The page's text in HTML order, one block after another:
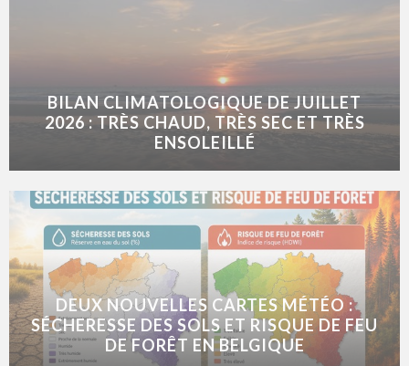
BILAN CLIMATOLOGIQUE DE JUILLET
2026 : TRÈS CHAUD, TRÈS SEC ET TRÈS
ENSOLEILLÉ
DEUX NOUVELLES CARTES MÉTÉO :
SÉCHERESSE DES SOLS ET RISQUE DE FEU
DE FORÊT EN BELGIQUE